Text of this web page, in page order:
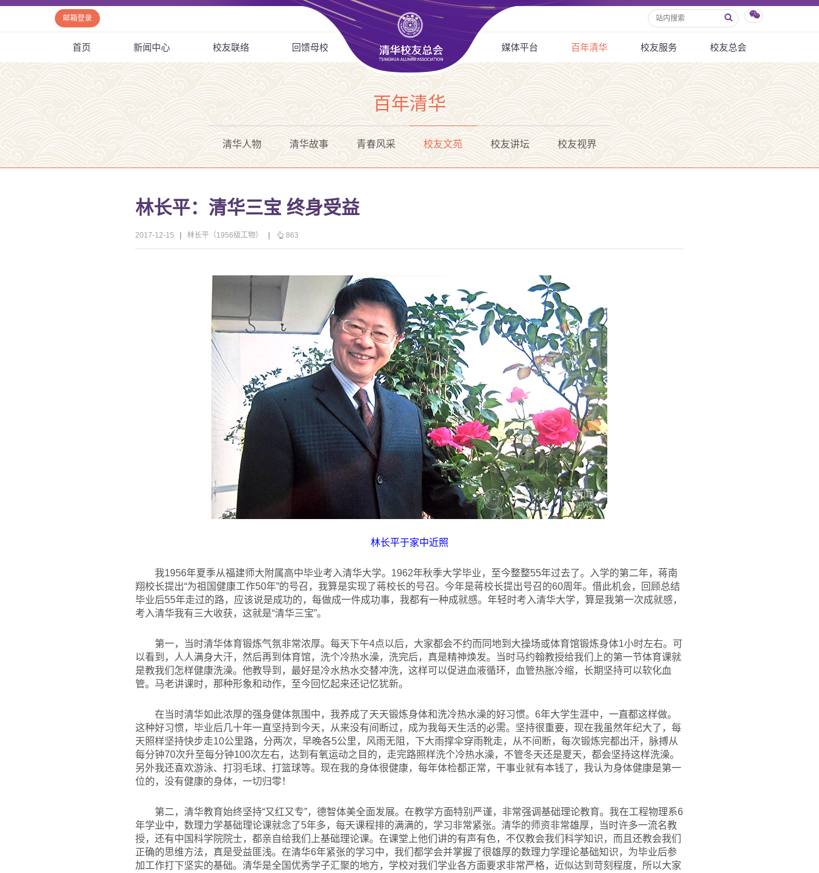
邮箱登录
首页 新闻中心 校友联络 回馈母校 媒体平台 百年清华 校友服务 校友总会
百年清华
清华人物 清华故事 青春风采 校友文苑 校友讲坛 校友视界
林长平：清华三宝 终身受益
2017-12-15 林长平（1956级工物） 863
林长平于家中近照
我1956年夏季从福建师大附属高中毕业考入清华大学。1962年秋季大学毕业，至今整整55年过去了。入学的第二年，蒋南
翔校长提出“为祖国健康工作50年”的号召，我算是实现了蒋校长的号召。今年是蒋校长提出号召的60周年。借此机会，回顾总结
毕业后55年走过的路，应该说是成功的，每做成一件成功事，我都有一种成就感。年轻时考入清华大学，算是我第一次成就感，
考入清华我有三大收获，这就是“清华三宝”。
第一，当时清华体育锻炼气氛非常浓厚。每天下午4点以后，大家都会不约而同地到大操场或体育馆锻炼身体1小时左右。可
以看到，人人满身大汗，然后再到体育馆，洗个冷热水澡，洗完后，真是精神焕发。当时马约翰教授给我们上的第一节体育课就
是教我们怎样健康洗澡。他教导到，最好是冷水热水交替冲洗，这样可以促进血液循环，血管热胀冷缩，长期坚持可以软化血
管。马老讲课时，那种形象和动作，至今回忆起来还记忆犹新。
在当时清华如此浓厚的强身健体氛围中，我养成了天天锻炼身体和洗冷热水澡的好习惯。6年大学生涯中，一直都这样做。
这种好习惯，毕业后几十年一直坚持到今天，从来没有间断过，成为我每天生活的必需。坚持很重要，现在我虽然年纪大了，每
天照样坚持快步走10公里路，分两次，早晚各5公里，风雨无阻，下大雨撑伞穿雨靴走，从不间断，每次锻炼完都出汗，脉搏从
每分钟70次升至每分钟100次左右，达到有氧运动之目的，走完路照样洗个冷热水澡，不管冬天还是夏天，都会坚持这样洗澡。
另外我还喜欢游泳、打羽毛球、打篮球等。现在我的身体很健康，每年体检都正常，干事业就有本钱了，我认为身体健康是第一
位的，没有健康的身体，一切归零！
第二，清华教育始终坚持“又红又专”，德智体美全面发展。在教学方面特别严谨，非常强调基础理论教育。我在工程物理系6
年学业中，数理力学基础理论课就念了5年多，每天课程排的满满的，学习非常紧张。清华的师资非常雄厚，当时许多一流名教
授，还有中国科学院院士，都亲自给我们上基础理论课。在课堂上他们讲的有声有色，不仅教会我们科学知识，而且还教会我们
正确的思维方法，真是受益匪浅。在清华6年紧张的学习中，我们都学会并掌握了很雄厚的数理力学理论基础知识，为毕业后参
加工作打下坚实的基础。清华是全国优秀学子汇聚的地方，学校对我们学业各方面要求非常严格，近似达到苛刻程度，所以大家